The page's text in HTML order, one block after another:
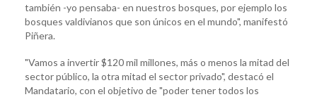
también -yo pensaba- en nuestros bosques, por ejemplo los
bosques valdivianos que son únicos en el mundo", manifestó
Piñera.
"Vamos a invertir $120 mil millones, más o menos la mitad del
sector público, la otra mitad el sector privado", destacó el
Mandatario, con el objetivo de "poder tener todos los